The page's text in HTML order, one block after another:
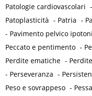
Patologie cardiovascolari -
Patoplasticità - Patria -
- Pavimento pelvico
Peccato e pentimento -
Perdite ematiche -
- Perseveranza -
Peso e sovrappeso -